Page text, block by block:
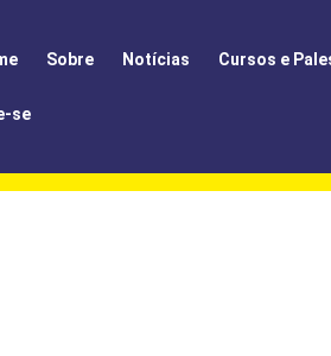
Sobre Notícias Cursos e
se